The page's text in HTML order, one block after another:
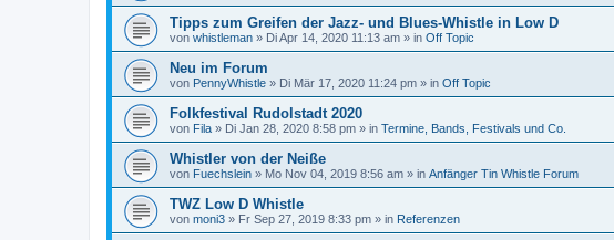
Tipps zum Greifen der Jazz- und Blues-Whistle in Low D
von whistleman » Di Apr 14, 2020 11:13 am » in Off Topic
Neu im Forum
von PennyWhistle » Di Mär 17, 2020 11:24 pm » in Off Topic
Folkfestival Rudolstadt 2020
von Fila » Di Jan 28, 2020 8:58 pm » in Termine, Bands, Festivals und Co.
Whistler von der Neiße
von Fuechslein » Mo Nov 04, 2019 8:56 am » in Anfänger Tin Whistle Forum
TWZ Low D Whistle
von moni3 » Fr Sep 27, 2019 8:33 pm » in Referenzen